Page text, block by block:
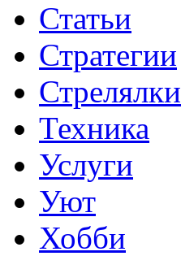
Статьи
Стратегии
Стрелялки
Техника
Услуги
Уют
Хобби